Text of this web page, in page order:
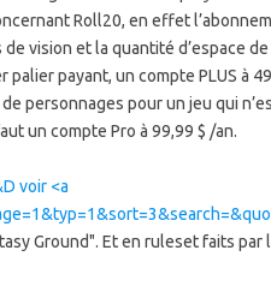
Roll20, en effet
vision et la quantité d’espace
payant, un compte PLUS à
personnages pour un jeu qui
un compte Pro à 99,99 $ /an.
voir <a
Ground". Et en ruleset faits par